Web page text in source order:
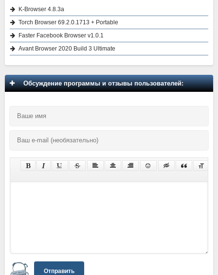
K-Browser 4.8.3a
Torch Browser 69.2.0.1713 + Portable
Faster Facebook Browser v1.0.1
Avant Browser 2020 Build 3 Ultimate
Обсуждение программы и отзывы пользователей:
Отправить